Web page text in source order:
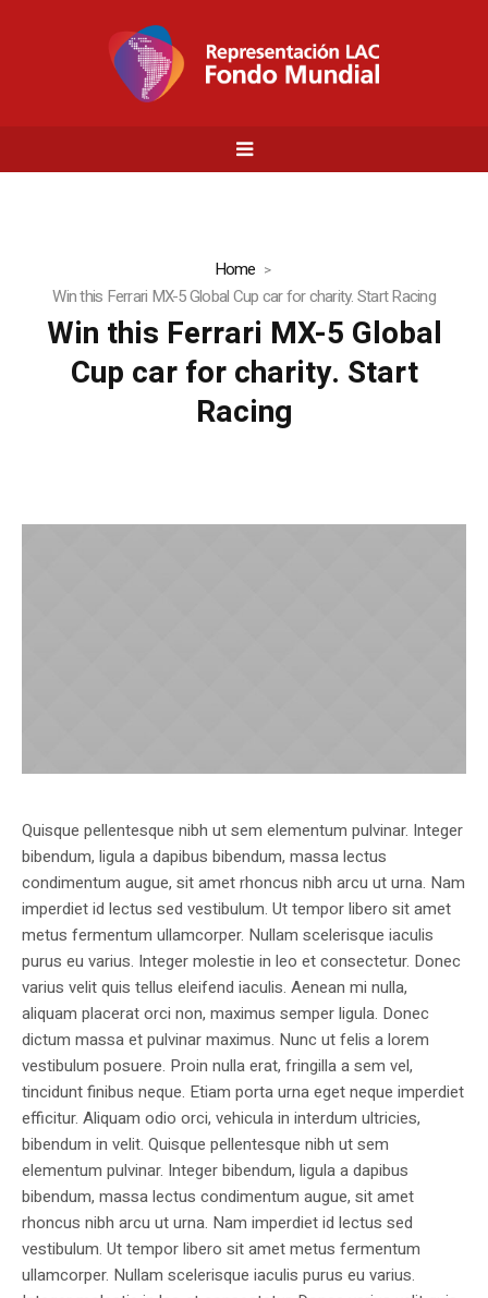
Home
Win this Ferrari MX-5 Global Cup car for charity. Start Racing
Win this Ferrari MX-5 Global
Cup car for charity. Start
Racing
Quisque pellentesque nibh ut sem elementum pulvinar. Integer
bibendum, ligula a dapibus bibendum, massa lectus
condimentum augue, sit amet rhoncus nibh arcu ut urna. Nam
imperdiet id lectus sed vestibulum. Ut tempor libero sit amet
metus fermentum ullamcorper. Nullam scelerisque iaculis
purus eu varius. Integer molestie in leo et consectetur. Donec
varius velit quis tellus eleifend iaculis. Aenean mi nulla,
aliquam placerat orci non, maximus semper ligula. Donec
dictum massa et pulvinar maximus. Nunc ut felis a lorem
vestibulum posuere. Proin nulla erat, fringilla a sem vel,
tincidunt finibus neque. Etiam porta urna eget neque imperdiet
efficitur. Aliquam odio orci, vehicula in interdum ultricies,
bibendum in velit. Quisque pellentesque nibh ut sem
elementum pulvinar. Integer bibendum, ligula a dapibus
bibendum, massa lectus condimentum augue, sit amet
rhoncus nibh arcu ut urna. Nam imperdiet id lectus sed
vestibulum. Ut tempor libero sit amet metus fermentum
ullamcorper. Nullam scelerisque iaculis purus eu varius.